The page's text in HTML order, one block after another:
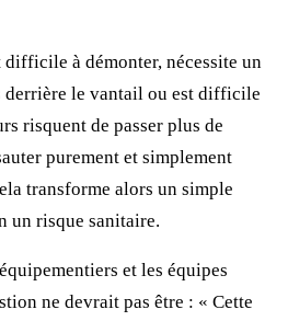
à démonter, nécessite un
derrière le vantail ou est difficile
risquent de passer plus de
purement et simplement
transforme alors un simple
un risque sanitaire.
et les équipes
ne devrait pas être : « Cette